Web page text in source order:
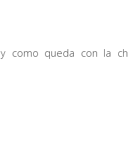
como queda con la